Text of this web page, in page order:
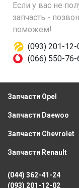
Если у вас не
запчасть -
поможем!
(093) 201-12-
(066) 550-76-
Запчасти Opel
Запчасти Daewoo
Запчасти Chevrolet
Запчасти Renault
(044) 362-41-24
(093) 201-12-02